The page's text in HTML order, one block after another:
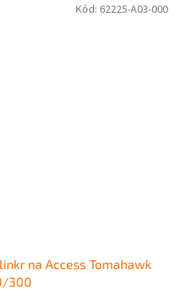
na Access Tomahawk
300
Kód: 62225-A03-000